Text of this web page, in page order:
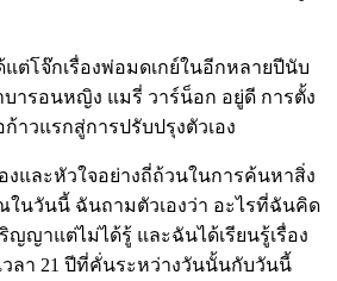
ต่โจ๊กเรื่องพ่อมดเกย์ในอีกหลายปีนับ
ารอนหญิง แมรี่ วาร์น็อก อยู่ดี การตั้ง
าวแรกสู่การปรับปรุงตัวเอง
และหัวใจอย่างถี่ถ้วนในการค้นหาสิ่ง
นวันนี้ ฉันถามตัวเองว่า อะไรที่ฉันคิด
ญาแต่ไม่ได้รู้ และฉันได้เรียนรู้เรื่อง
ลา 21 ปีที่คั่นระหว่างวันนั้นกับวันนี้